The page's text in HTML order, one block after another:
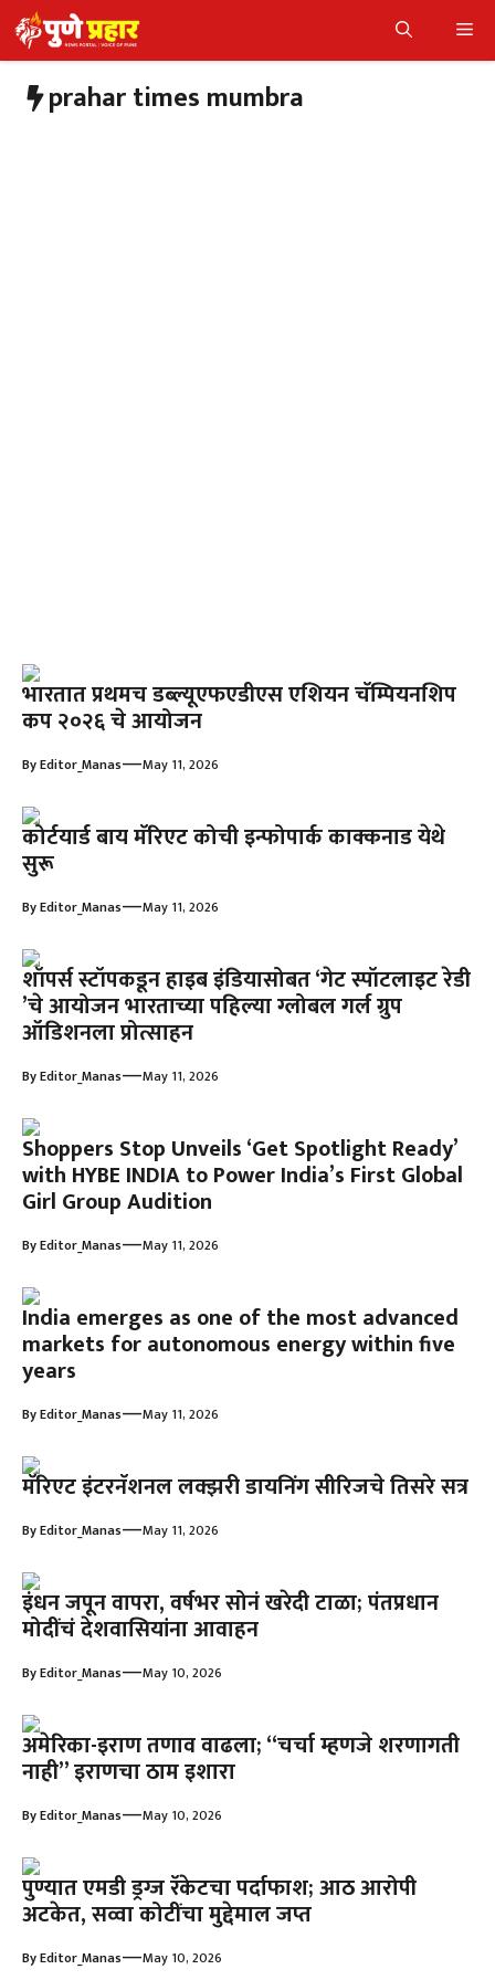
Skip
to
contentprahar times mumbra
भारतात प्रथमच डब्ल्यूएफएडीएस एशियन चॅम्पियनशिप
कप २०२६ चे आयोजन
ByEditor_Manas—May 11, 2026
कोर्टयार्ड बाय मॅरिएट कोची इन्फोपार्क काक्कनाड येथे
सुरू
ByEditor_Manas—May 11, 2026
शॉपर्स स्टॉपकडून हाइब इंडियासोबत ‘गेट स्पॉटलाइट रेडी
’चे आयोजन भारताच्या पहिल्या ग्लोबल गर्ल ग्रुप
ऑडिशनला प्रोत्साहन
ByEditor_Manas—May 11, 2026
Shoppers Stop Unveils ‘Get Spotlight Ready’
with HYBE INDIA to Power India’s First Global
Girl Group Audition
ByEditor_Manas—May 11, 2026
India emerges as one of the most advanced
markets for autonomous energy within five
years
ByEditor_Manas—May 11, 2026
मॅरिएट इंटरनॅशनल लक्झरी डायनिंग सीरिजचे तिसरे सत्र
ByEditor_Manas—May 11, 2026
इंधन जपून वापरा, वर्षभर सोनं खरेदी टाळा; पंतप्रधान
मोदींचं देशवासियांना आवाहन
ByEditor_Manas—May 10, 2026
अमेरिका-इराण तणाव वाढला; “चर्चा म्हणजे शरणागती
नाही” इराणचा ठाम इशारा
ByEditor_Manas—May 10, 2026
पुण्यात एमडी ड्रग्ज रॅकेटचा पर्दाफाश; आठ आरोपी
अटकेत, सव्वा कोटींचा मुद्देमाल जप्त
ByEditor_Manas—May 10, 2026